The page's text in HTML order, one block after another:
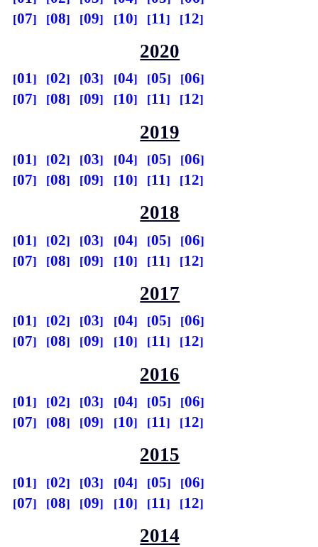
07
08 09 10 11 12
2020
01 02 03 04 05
06
07
08 09 10 11 12
2019
01 02 03 04 05
06
07
08 09 10 11 12
2018
01 02 03 04 05
06
07
08 09 10 11 12
2017
01 02 03 04 05
06
07
08 09 10 11 12
2016
01 02 03 04 05
06
07
08 09 10 11 12
2015
01 02 03 04 05
06
07
08 09 10 11 12
2014